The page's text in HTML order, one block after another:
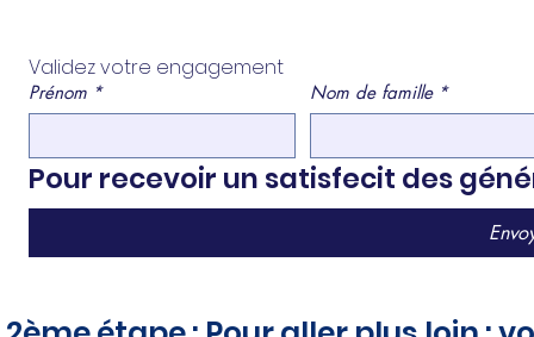
Validez votre engagement
Prénom * Nom de famille *
Pour recevoir un satisfecit des